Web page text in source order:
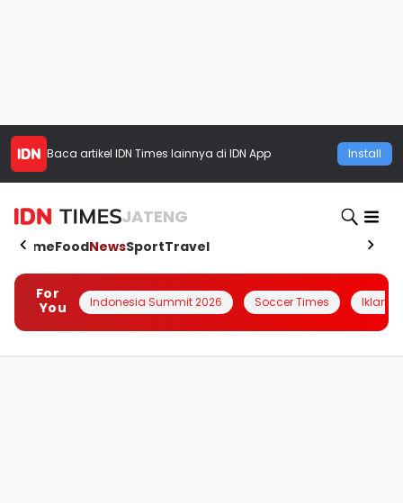
Baca artikel IDN Times lainnya di IDN App Install
JATENG
HomeFoodNewsSportTravel
For
You
Indonesia Summit 2026 Soccer Times Iklanin